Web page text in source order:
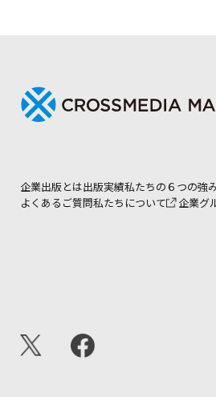
企業出版とは出版実績私たちの６つの強
よくあるご質問私たちについて 企業グ